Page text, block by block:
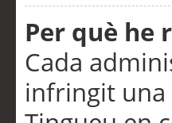
Per què he
Cada
infringit una